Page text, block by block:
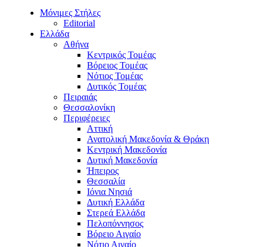
Μόνιμες Στήλες
Editorial
Ελλάδα
Αθήνα
Κεντρικός Τομέας
Βόρειος Τομέας
Νότιος Τομέας
Δυτικός Τομέας
Πειραιάς
Θεσσαλονίκη
Περιφέρειες
Αττική
Ανατολική Μακεδονία & Θράκη
Κεντρική Μακεδονία
Δυτική Μακεδονία
Ήπειρος
Θεσσαλία
Ιόνια Νησιά
Δυτική Ελλάδα
Στερεά Ελλάδα
Πελοπόννησος
Βόρειο Αιγαίο
Νότιο Αιγαίο